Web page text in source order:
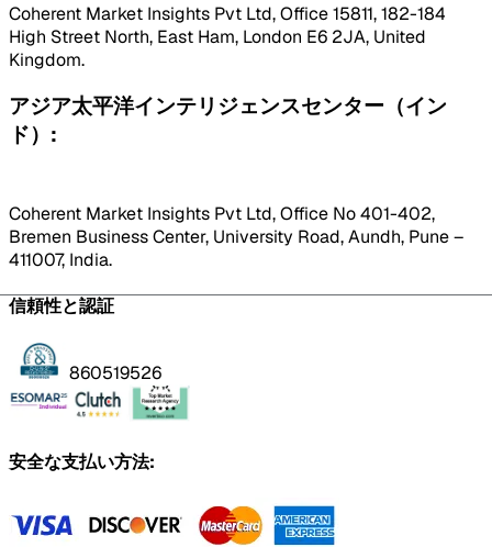
Coherent Market Insights Pvt Ltd, Office 15811, 182-184
High Street North, East Ham, London E6 2JA, United
Kingdom.
アジア太平洋インテリジェンスセンター（イン
ド）:
Coherent Market Insights Pvt Ltd, Office No 401-402,
Bremen Business Center, University Road, Aundh, Pune –
411007, India.
信頼性と認証
860519526
安全な支払い方法: